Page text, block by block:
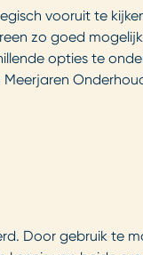
vooruit te
zo goed
opties te
Door gebruik te